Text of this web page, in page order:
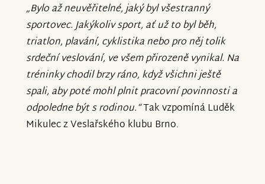
„Bylo až neuvěřitelné, jaký byl všestranný
sportovec. Jakýkoliv sport, ať už to byl běh,
triatlon, plavání, cyklistika nebo pro něj tolik
srdeční veslování, ve všem přirozeně vynikal. Na
tréninky chodil brzy ráno, když všichni ještě
spali, aby poté mohl plnit pracovní povinnosti a
odpoledne být s rodinou.“Tak vzpomíná Luděk
Mikulec z Veslařského klubu Brno.